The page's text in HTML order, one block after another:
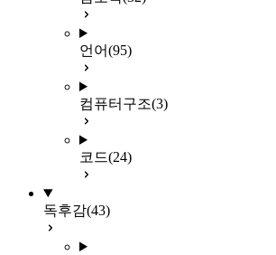
언어(95)
컴퓨터구조(3)
코드(24)
독후감(43)